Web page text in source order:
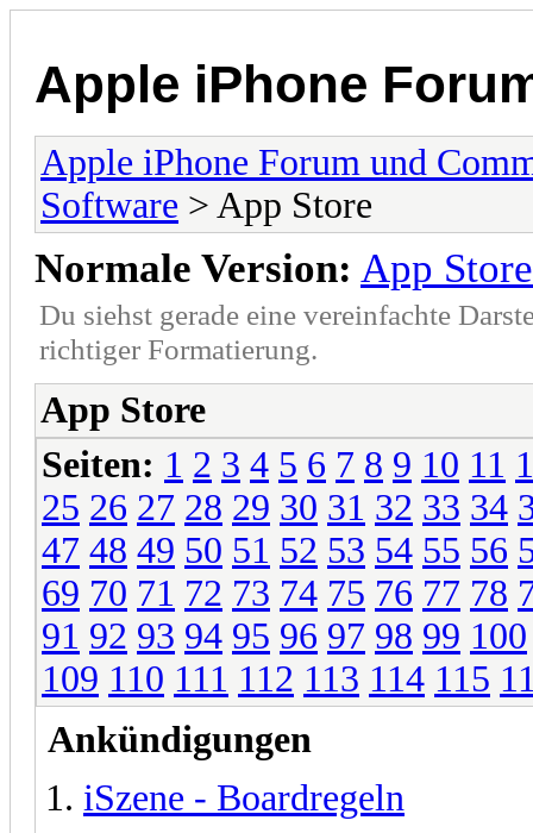
Apple iPhone
Apple iPhone Forum und
Software > App Store
Normale Version: App Store
Du siehst gerade eine vereinfachte
richtiger Formatierung.
App Store
Seiten: 1 2 3 4 5 6 7 8 9 10 11
25 26 27 28 29 30 31 32 33 34
47 48 49 50 51 52 53 54 55 56
69 70 71 72 73 74 75 76 77 78
91 92 93 94 95 96 97 98 99 100
109 110 111 112 113 114 115
Ankündigungen
iSzene - Boardregeln